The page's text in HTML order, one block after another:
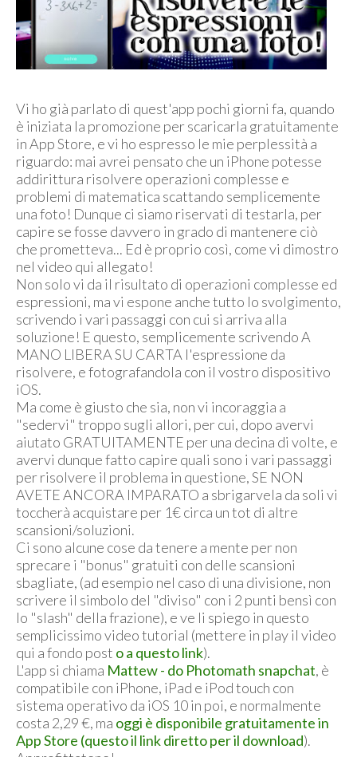
Vi ho già parlato di quest'app pochi giorni fa, quando
è iniziata la promozione per scaricarla gratuitamente
in App Store, e vi ho espresso le mie perplessità a
riguardo: mai avrei pensato che un iPhone potesse
addirittura risolvere operazioni complesse e
problemi di matematica scattando semplicemente
una foto! Dunque ci siamo riservati di testarla, per
capire se fosse davvero in grado di mantenere ciò
che prometteva... Ed è proprio così, come vi dimostro
nel video qui allegato!
Non solo vi da il risultato di operazioni complesse ed
espressioni, ma vi espone anche tutto lo svolgimento,
scrivendo i vari passaggi con cui si arriva alla
soluzione! E questo, semplicemente scrivendo A
MANO LIBERA SU CARTA l'espressione da
risolvere, e fotografandola con il vostro dispositivo
iOS.
Ma come è giusto che sia, non vi incoraggia a
"sedervi" troppo sugli allori, per cui, dopo avervi
aiutato GRATUITAMENTE per una decina di volte, e
avervi dunque fatto capire quali sono i vari passaggi
per risolvere il problema in questione, SE NON
AVETE ANCORA IMPARATO a sbrigarvela da soli vi
toccherà acquistare per 1€ circa un tot di altre
scansioni/soluzioni.
Ci sono alcune cose da tenere a mente per non
sprecare i "bonus" gratuiti con delle scansioni
sbagliate, (ad esempio nel caso di una divisione, non
scrivere il simbolo del "diviso" con i 2 punti bensì con
lo "slash" della frazione), e ve li spiego in questo
semplicissimo video tutorial (mettere in play il video
qui a fondo post o a questo link).
L'app si chiama Mattew - do Photomath snapchat, è
compatibile con iPhone, iPad e iPod touch con
sistema operativo da iOS 10 in poi, e normalmente
costa 2,29 €, ma oggi è disponibile gratuitamente in
App Store (questo il link diretto per il download).